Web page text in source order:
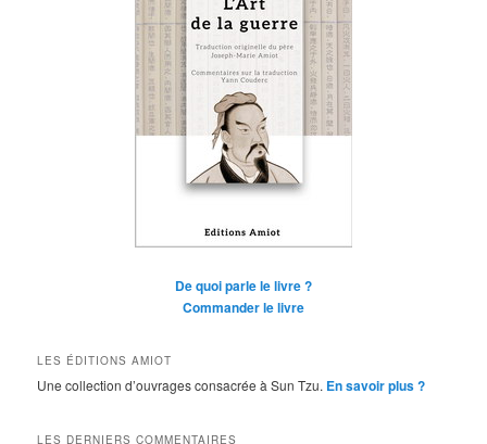
De quoi parle le livre ?
Commander le livre
LES ÉDITIONS AMIOT
Une collection d’ouvrages consacrée à Sun Tzu. En savoir plus ?
LES DERNIERS COMMENTAIRES